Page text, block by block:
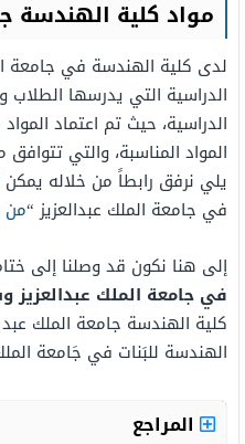
مواد كلية الهندسة
لدى كلية الهندسة في جامعة
الدراسية التي يدرسها الطلاب
الدراسية، حيث تم اعتماد
المواد المناسبة، والتي
يلي نرفق رابطاً من خلاله
في جامعة الملك عبدالعزيز “من
إلى هنا نكون قد وصلنا إلى
في جامعة الملك عبدالعزيز
كلية الهندسة جامعة الملك
الهندسة للبَنات في جَامعة
المراجع